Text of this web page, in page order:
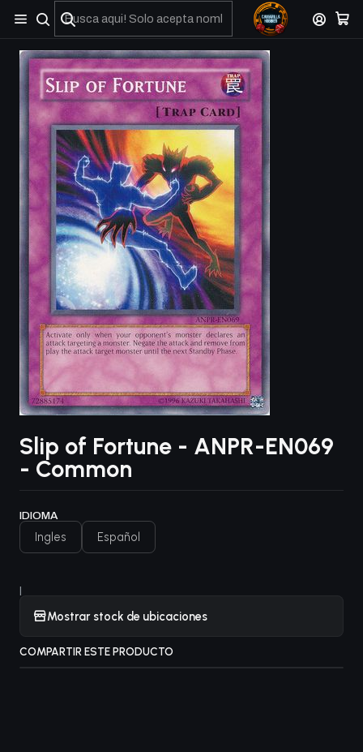
No olviden reportar sus depositos y transferencias por Whatsapp
Slip of Fortune - ANPR-EN069
- Common
IDIOMA
Ingles Español
|
Mostrar stock de ubicaciones
COMPARTIR ESTE PRODUCTO